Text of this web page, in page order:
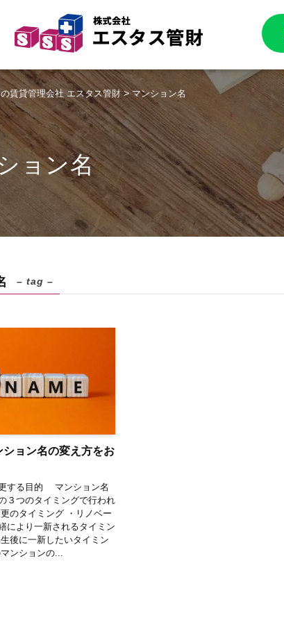
賃貸管理会社 エスタス管財>マンション名
ョン名
– tag –
ション名の変え方をお
する目的 マンション名
３つのタイミングで行われ
のタイミング ・リノベー
により一新されるタイミン
後に一新したいタイミン
ションの...